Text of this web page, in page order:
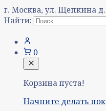
г. Москва, ул. Щепкина
Найти:
0
Корзина пуста!
Начните делать